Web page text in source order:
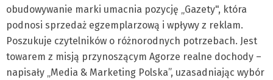
obudowywanie marki umacnia pozycję „Gazety", która
podnosi sprzedaż egzemplarzową i wpływy z reklam.
Poszukuje czytelników o różnorodnych potrzebach. Jest
towarem z misją przynoszącym Agorze realne dochody –
napisały „Media & Marketing Polska”, uzasadniając wybór